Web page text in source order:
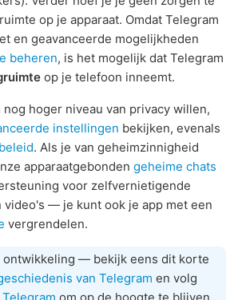
op je apparaat. Omdat Telegram
en geavanceerde mogelijkheden
beheren, is het mogelijk dat Telegram
op je telefoon inneemt.
hoger niveau van privacy willen,
instellingen bekijken, evenals
beleid. Als je van geheimzinnigheid
apparaatgebonden geheime chats
voor zelfvernietigende
video's — je kunt ook je app met een
vergrendelen.
ontwikkeling — bekijk eens dit korte
van Telegram en volg